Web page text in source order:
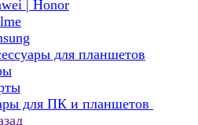
| Honor
для планшетов
для ПК и планшетов